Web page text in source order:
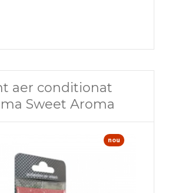
aer conditionat
Sweet Aroma
nou